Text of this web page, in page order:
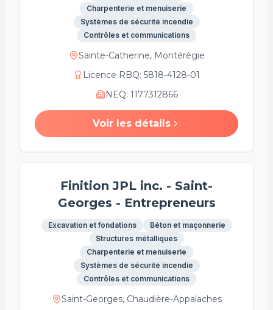
Charpenterie et menuiserie
Systèmes de sécurité incendie
Contrôles et communications
Sainte-Catherine, Montérégie
Licence RBQ: 5818-4128-01
NEQ: 1177312866
Voir les détails
Finition JPL inc. - Saint-
Georges - Entrepreneurs
Excavation et fondations
Béton et maçonnerie
Structures métalliques
Charpenterie et menuiserie
Systèmes de sécurité incendie
Contrôles et communications
Saint-Georges, Chaudière-Appalaches